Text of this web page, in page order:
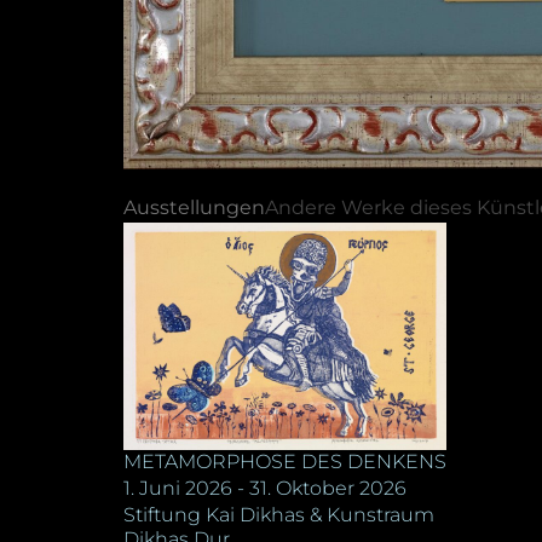
AusstellungenAndere Werke dieses
METAMORPHOSE DES DENKENS
1. Juni 2026 - 31. Oktober 2026
Stiftung Kai Dikhas & Kunstraum